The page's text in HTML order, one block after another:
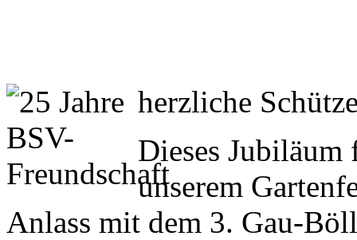
herzliche
Dieses
unserem
Anlass mit dem 3. Gau-